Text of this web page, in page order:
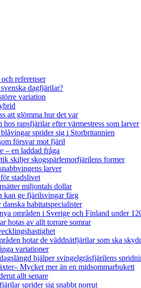
referenser
dagfjärilar?
variation
att glömma hur det var
rapsfjärilar efter värmestress som larver
sprider sig i Storbritannien
försvar mot fjäril
– en laddad fråga
skiljer skogspärlemorfjärilens former
larver
stadslivet
miljontals dollar
kan ge fjärilsvingar färg
habitatspecialister
områden i Sverige och Finland under
hotas av allt torrare somrar
hotar de väddnätfjärilar som ska
variationer
hjälper svingelgräsfjärilens
Mycket mer än en midsommarbukett
allt senare
sprider sig snabbt norrut